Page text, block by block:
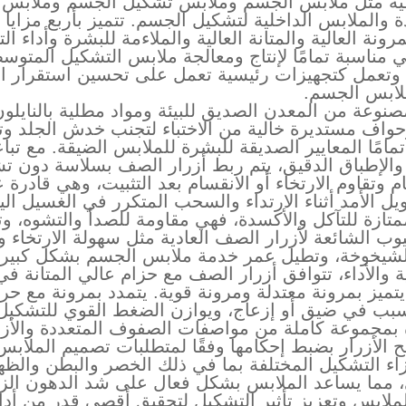
والملابس الداخلية لتشكيل الجسم. تتميز بأربع مزايا
العالية والمتانة العالية والملاءمة للبشرة وأداء
مناسبة تمامًا لإنتاج ومعالجة ملابس التشكيل
وتعمل كتجهيزات رئيسية تعمل على تحسين استقرار
الجسم.
من المعدن الصديق للبيئة ومواد مطلية
مستديرة خالية من الاختباء لتجنب خدش الجلد
المعايير الصديقة للبشرة للملابس الضيقة. مع
والإطباق الدقيق، يتم ربط أزرار الصف بسلاسة
وتقاوم الارتخاء أو الانقسام بعد التثبيت، وهي
الأمد أثناء الارتداء والسحب المتكرر في الغسيل
للتآكل والأكسدة، فهي مقاومة للصدأ والتشوه،
الشائعة لأزرار الصف العادية مثل سهولة الارتخاء
وتطيل عمر خدمة ملابس الجسم بشكل
تتوافق أزرار الصف مع حزام عالي المتانة
يتميز بمرونة معتدلة ومرونة قوية. يتمدد بمرونة مع
في ضيق أو إزعاج، ويوازن الضغط القوي
بمجموعة كاملة من مواصفات الصفوف المتعددة
الأزرار بضبط إحكامها وفقًا لمتطلبات تصميم
التشكيل المختلفة بما في ذلك الخصر والبطن
مما يساعد الملابس بشكل فعال على شد الدهون
وتعزيز تأثير التشكيل لتحقيق أقصى قدر من